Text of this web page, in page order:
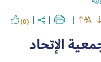
(0)
الإتحاد